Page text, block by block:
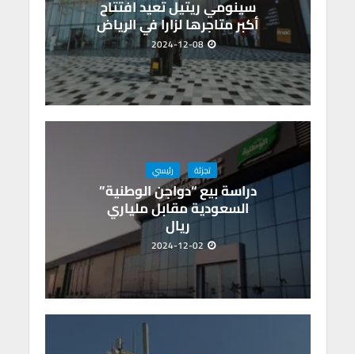
سينومي ريتيل تعيد افتتاح
أكبر متاجرها لزارا في الرياض
2024-12-08
تجزئة رئيسي
دراسة بيع “دواجن الوطنية”
السعودية مقابل ملياري
ريال
2024-12-02